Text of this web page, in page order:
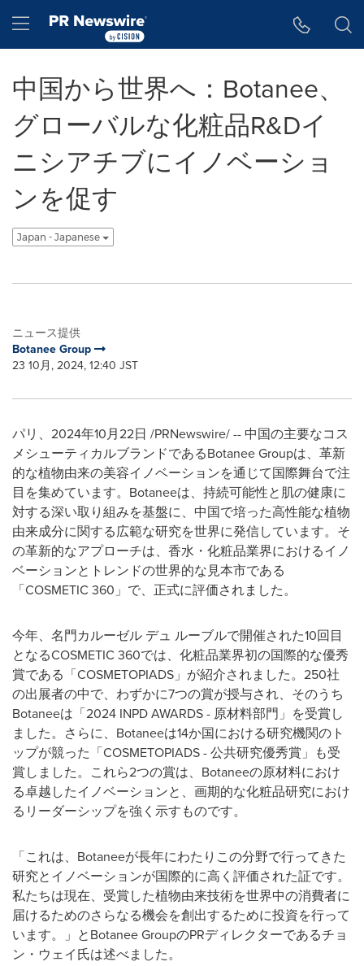
Hamburger menu
中国から世界へ：Botanee、
グローバルな化粧品R&Dイ
ニシアチブにイノベーショ
ンを促す
Japan - Japanese
ニュース提供
Botanee Group
23 10月, 2024, 12:40 JST
パリ、2024年10月22日 /PRNewswire/ -- 中国の主要なコス
メシューティカルブランドであるBotanee Groupは、革新
的な植物由来の美容イノベーションを通じて国際舞台で注
目を集めています。Botaneeは、持続可能性と肌の健康に
対する深い取り組みを基盤に、中国で培った高性能な植物
由来成分に関する広範な研究を世界に発信しています。そ
の革新的なアプローチは、香水・化粧品業界におけるイノ
ベーションとトレンドの世界的な見本市である
「COSMETIC 360」で、正式に評価されました。
今年、名門カルーゼル デュ ルーブルで開催された10回目
となるCOSMETIC 360では、化粧品業界初の国際的な優秀
賞である「COSMETOPIADS」が紹介されました。250社
の出展者の中で、わずかに7つの賞が授与され、そのうち
Botaneeは「2024 INPD AWARDS - 原材料部門」を受賞し
ました。さらに、Botaneeは14か国における研究機関のト
ップが競った「COSMETOPIADS - 公共研究優秀賞」も受
賞しました。これら2つの賞は、Botaneeの原材料におけ
る卓越したイノベーションと、画期的な化粧品研究におけ
るリーダーシップを強く示すものです。
「これは、Botaneeが長年にわたりこの分野で行ってきた
研究とイノベーションが国際的に高く評価された証です。
私たちは現在、受賞した植物由来技術を世界中の消費者に
届けるためのさらなる機会を創出するために投資を行って
います。」とBotanee GroupのPRディレクターであるチョ
ン・ウェイ氏は述べました。